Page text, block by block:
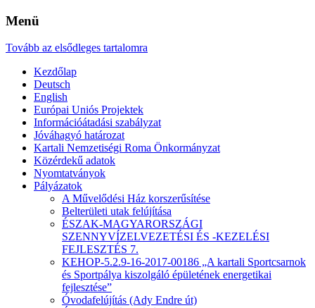
Menü
Tovább az elsődleges tartalomra
Kezdőlap
Deutsch
English
Európai Uniós Projektek
Információátadási szabályzat
Jóváhagyó határozat
Kartali Nemzetiségi Roma Önkormányzat
Közérdekű adatok
Nyomtatványok
Pályázatok
A Művelődési Ház korszerűsítése
Belterületi utak felújítása
ÉSZAK-MAGYARORSZÁGI
SZENNYVÍZELVEZETÉSI ÉS -KEZELÉSI
FEJLESZTÉS 7.
KEHOP-5.2.9-16-2017-00186 „A kartali Sportcsarnok
és Sportpálya kiszolgáló épületének energetikai
fejlesztése”
Óvodafelújítás (Ady Endre út)